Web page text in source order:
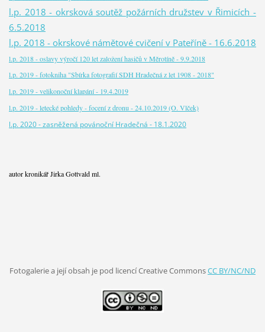
l.p. 2018 - okrsková soutěž požárních družstev v Řimicích -
6.5.2018
l.p. 2018 - okrskové námětové cvičení v Pateříně - 16.6.2018
l.p. 2018 - oslavy výročí 120 let založení hasičů v Měrotíně - 9.9.2018
l.p. 2019 - fotokniha "Sbírka fotografií SDH Hradečná z let 1908 - 2018"
l.p. 2019 - velikonoční klapání - 19.4.2019
l.p. 2019 - letecké pohledy - focení z dronu - 24.10.2019 (O. Vlček)
l.p. 2020 - zasněžená povánoční Hradečná - 18.1.2020
autor kronikář Jirka Gottvald ml.
Fotogalerie a její obsah je pod licencí Creative CommonsCC BY/NC/ND